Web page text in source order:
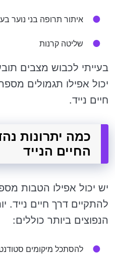
איתור תרופה בני נוער
שליטה קרנות
בעייתי לכבוש מצבים
יכול אפילו תגמולים
חיים נייד.
כמה יתרונות
החיים הנייד
יש יכול אפילו הטבות
להתקיים דרך חיים נייד.
הנפוצים ביותר כוללים:
להסתכל מיקומים